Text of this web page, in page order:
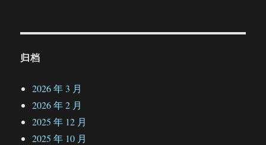
归档
2026 年 3 月
2026 年 2 月
2025 年 12 月
2025 年 10 月